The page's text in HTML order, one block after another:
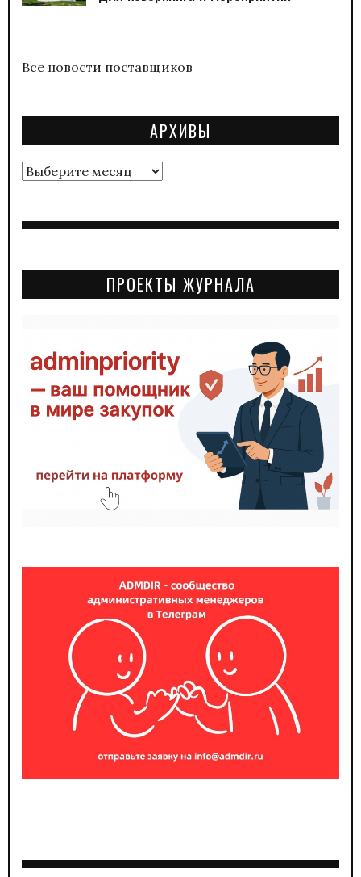
Все новости поставщиков
АРХИВЫ
Архивы
ПРОЕКТЫ ЖУРНАЛА